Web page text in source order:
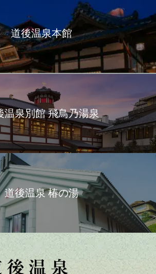
道後温泉本館
温泉別館 飛鳥乃湯泉
道後温泉 椿の湯